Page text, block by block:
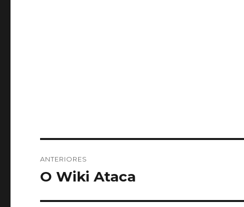
de
ANTERIORES
Post
O Wiki Ataca